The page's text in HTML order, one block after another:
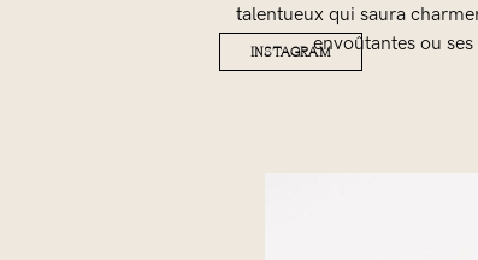
talentueux qui saura
envoûtantes ou
INSTAGRAM